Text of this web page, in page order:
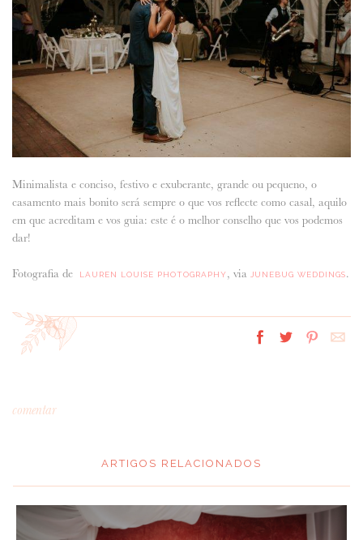
Minimalista e conciso, festivo e exuberante, grande ou pequeno, o
casamento mais bonito será sempre o que vos reflecte como casal, aquilo
em que acreditam e vos guia: este é o melhor conselho que vos podemos
dar!
Fotografia de LAUREN LOUISE PHOTOGRAPHY, via JUNEBUG WEDDINGS.
comentar
ARTIGOS RELACIONADOS